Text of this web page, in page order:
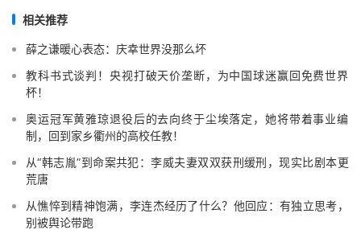
相关推荐
薛之谦暖心表态：庆幸世界没那么坏
教科书式谈判！央视打破天价垄断，为中国球迷赢回免费世界
杯！
奥运冠军黄雅琼退役后的去向终于尘埃落定，她将带着事业编
制，回到家乡衢州的高校任教！
从“韩志胤”到命案共犯：李威夫妻双双获刑缓刑，现实比剧本更
荒唐
从憔悴到精神饱满，李连杰经历了什么？他回应：有独立思考，
别被舆论带跑